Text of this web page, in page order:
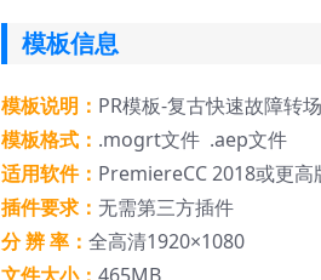
模板信息
模板说明： PR模板-复古快速故障转
模板格式： .mogrt文件 .aep文件
适用软件： PremiereCC 2018或更高
插件要求： 无需第三方插件
分 辨 率： 全高清1920×1080